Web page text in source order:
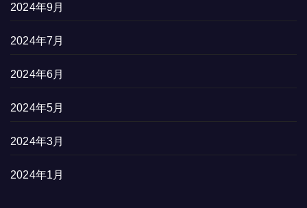
2024年9月
2024年7月
2024年6月
2024年5月
2024年3月
2024年1月